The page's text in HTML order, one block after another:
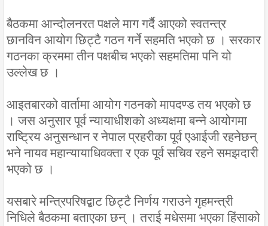
बैठकमा आन्दोलनरत पक्षले माग गर्दै आएको स्वतन्त्र
छानविन आयोग छिट्टै गठन गर्ने सहमति भएको छ । सरकार
गठनका क्रममा तीन पक्षबीच भएको सहमतिमा पनि यो
उल्लेख छ ।
आइतबारको वार्तामा आयोग गठनको मापदण्ड तय भएको छ
। जस अनुसार पूर्व न्यायाधीशको अध्यक्षमा बन्ने आयोगमा
राष्ट्रिय अनुसन्धान र नेपाल प्रहरीका पूर्व एआईजी रहनेछन्
भने नायव महान्यायाधिवक्ता र एक पूर्व सचिव रहने समझदारी
भएको छ ।
यसबारे मन्त्रिपरिषद्बाट छिट्टै निर्णय गराउने गृहमन्त्री
निधिले बैठकमा बताएका छन् । तराई मधेसमा भएका हिंसाको